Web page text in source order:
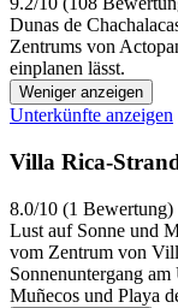
Dunas de
Zentrums von
einplanen lässt.
Weniger anzeigen
Unterkünfte anzeigen
Villa Rica-
8.0/10 (1 Bewertung)
Lust auf Sonne und
vom Zentrum von
Sonnenuntergang
Muñecos und Playa